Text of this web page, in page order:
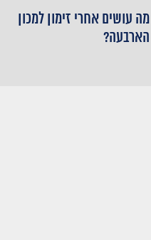
מה עושים אחרי זימון למכון
הארבעה?